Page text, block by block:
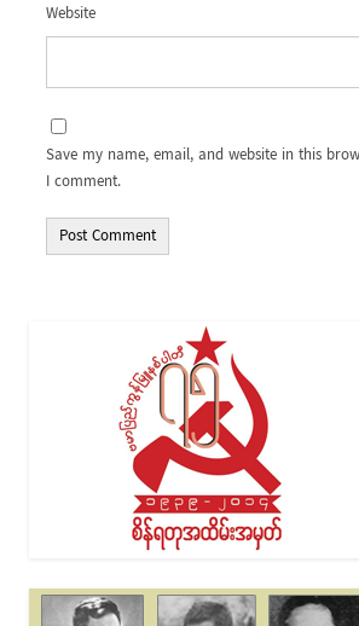
Website
Save my name, email, and website in this
I comment.